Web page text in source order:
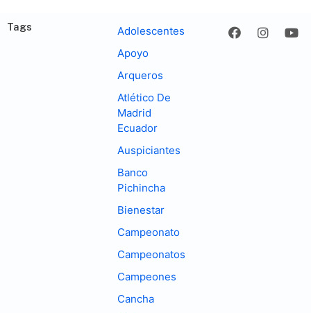
Tags
Adolescentes
Apoyo
Arqueros
Atlético De
Madrid
Ecuador
Auspiciantes
Banco
Pichincha
Bienestar
Campeonato
Campeonatos
Campeones
Cancha